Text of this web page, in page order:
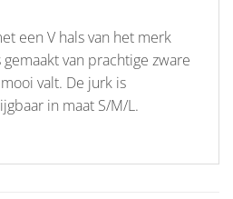
een V hals van het merk
van prachtige zware
valt. De jurk is
in maat S/M/L.